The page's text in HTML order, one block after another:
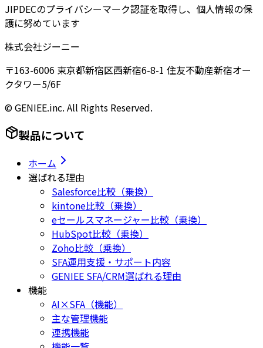
JIPDECのプライバシーマーク認証を取得し、個人情報の保
護に努めています
株式会社ジーニー
〒163-6006 東京都新宿区西新宿6-8-1 住友不動産新宿オー
クタワー5/6F
© GENIEE.inc. All Rights Reserved.
製品について
ホーム
選ばれる理由
Salesforce比較（乗換）
kintone比較（乗換）
eセールスマネージャー比較（乗換）
HubSpot比較（乗換）
Zoho比較（乗換）
SFA運用支援・サポート内容
GENIEE SFA/CRM選ばれる理由
機能
AI×SFA（機能）
主な管理機能
連携機能